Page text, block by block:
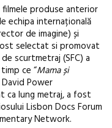
filmele produse anterior
echipa internațională
de imagine) și
selectat si promovat
scurtmetraj (SFC) a
ce “Mama și
Power
ca lung metraj, a fost
Lisbon Docs Forum
Network.